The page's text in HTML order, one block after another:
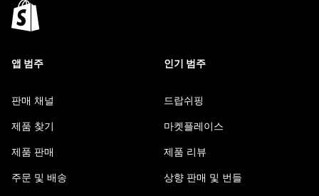
앱 범주
판매 채널
제품 찾기
제품 판매
주문 및 배송
인기 범주
드랍쉬핑
마켓플레이스
제품 리뷰
상향 판매 및 번들